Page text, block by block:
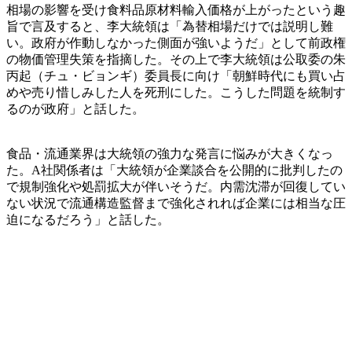
相場の影響を受け食料品原材料輸入価格が上がったという趣
旨で言及すると、李大統領は「為替相場だけでは説明し難
い。政府が作動しなかった側面が強いようだ」として前政権
の物価管理失策を指摘した。その上で李大統領は公取委の朱
丙起（チュ・ビョンギ）委員長に向け「朝鮮時代にも買い占
めや売り惜しみした人を死刑にした。こうした問題を統制す
るのが政府」と話した。
食品・流通業界は大統領の強力な発言に悩みが大きくなっ
た。A社関係者は「大統領が企業談合を公開的に批判したの
で規制強化や処罰拡大が伴いそうだ。内需沈滞が回復してい
ない状況で流通構造監督まで強化されれば企業には相当な圧
迫になるだろう」と話した。